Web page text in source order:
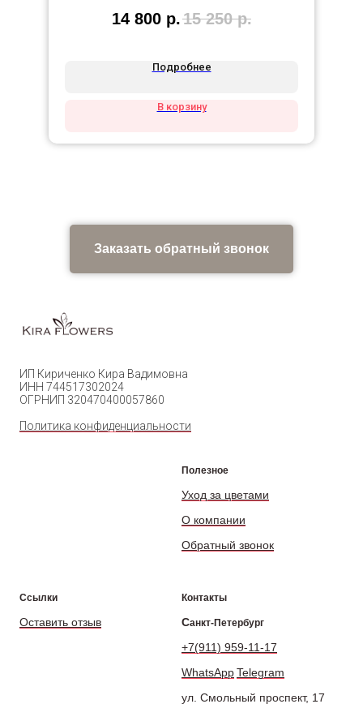
14 800 р.15 250 р.
Подробнее
В корзину
Заказать обратный звонок
ИП Кириченко Кира Вадимовна
ИНН 744517302024
ОГРНИП 320470400057860
Политика конфиденциальности
Полезное
Уход за цветами
О компании
Обратный звонок
Ссылки
Оставить отзыв
Контакты
Санкт-Петербург
+7(911) 959-11-17
WhatsAppTelegram
ул. Смольный проспект, 17